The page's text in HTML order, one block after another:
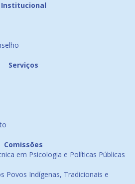
Institucional
Serviços
Comissões
em Psicologia e Políticas Públicas
Povos Indígenas, Tradicionais e